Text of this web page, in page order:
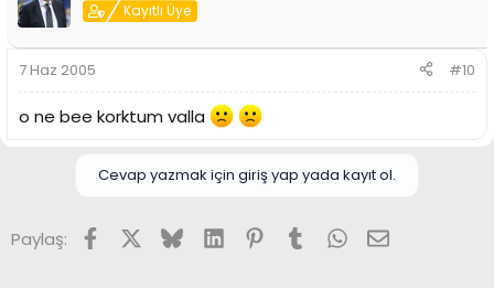
Kayıtlı Üye
7 Haz 2005 #10
o ne bee korktum valla
Cevap yazmak için giriş yap yada kayıt ol.
Paylaş: FacebookX (Twitter)
BlueskyLinkedInPinterest
TumblrWhatsApp
E-posta